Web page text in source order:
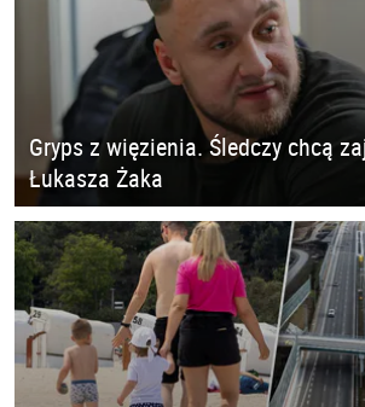
Gryps z więzienia. Śledczy chcą
Łukasza Żaka